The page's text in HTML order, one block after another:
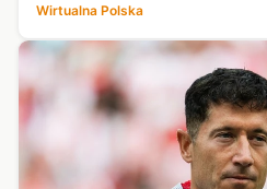
powiadomiona została kontrola lo...
Wirtualna Polska